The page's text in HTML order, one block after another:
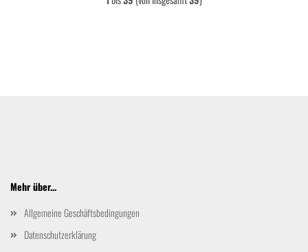
Mehr über...
Allgemeine Geschäftsbedingungen
Datenschutzerklärung